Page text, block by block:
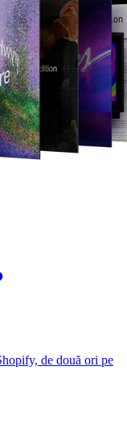
de două ori pe